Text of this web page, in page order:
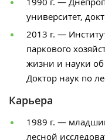
университет,
2013 г. —
паркового
жизни и науки
Доктор наук по
Карьера
1989 г. —
лесной